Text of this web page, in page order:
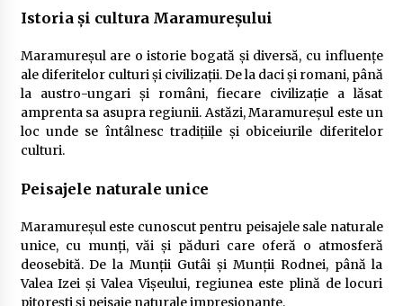
Istoria și cultura Maramureșului
Maramureșul are o istorie bogată și diversă, cu influențe
ale diferitelor culturi și civilizații. De la daci și romani, până
la austro-ungari și români, fiecare civilizație a lăsat
amprenta sa asupra regiunii. Astăzi, Maramureșul este un
loc unde se întâlnesc tradițiile și obiceiurile diferitelor
culturi.
Peisajele naturale unice
Maramureșul este cunoscut pentru peisajele sale naturale
unice, cu munți, văi și păduri care oferă o atmosferă
deosebită. De la Munții Gutâi și Munții Rodnei, până la
Valea Izei și Valea Vișeului, regiunea este plină de locuri
pitorești și peisaje naturale impresionante.